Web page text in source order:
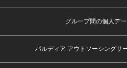
グループ間の個人デ
パルディア アウトソーシングサ